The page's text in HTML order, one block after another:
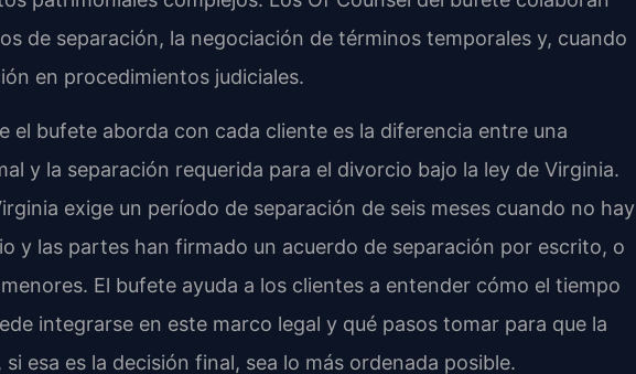
de separación, la negociación de términos temporales y, cuando
en procedimientos judiciales.
el bufete aborda con cada cliente es la diferencia entre una
y la separación requerida para el divorcio bajo la ley de Virginia.
exige un período de separación de seis meses cuando no hay
y las partes han firmado un acuerdo de separación por escrito, o
El bufete ayuda a los clientes a entender cómo el tiempo
integrarse en este marco legal y qué pasos tomar para que la
esa es la decisión final, sea lo más ordenada posible.